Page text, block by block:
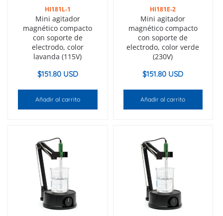
HI181L-1
Mini agitador
magnético compacto
con soporte de
electrodo, color
lavanda (115V)
$151.80 USD
Añadir al carrito
HI181E-2
Mini agitador
magnético compacto
con soporte de
electrodo, color verde
(230V)
$151.80 USD
Añadir al carrito